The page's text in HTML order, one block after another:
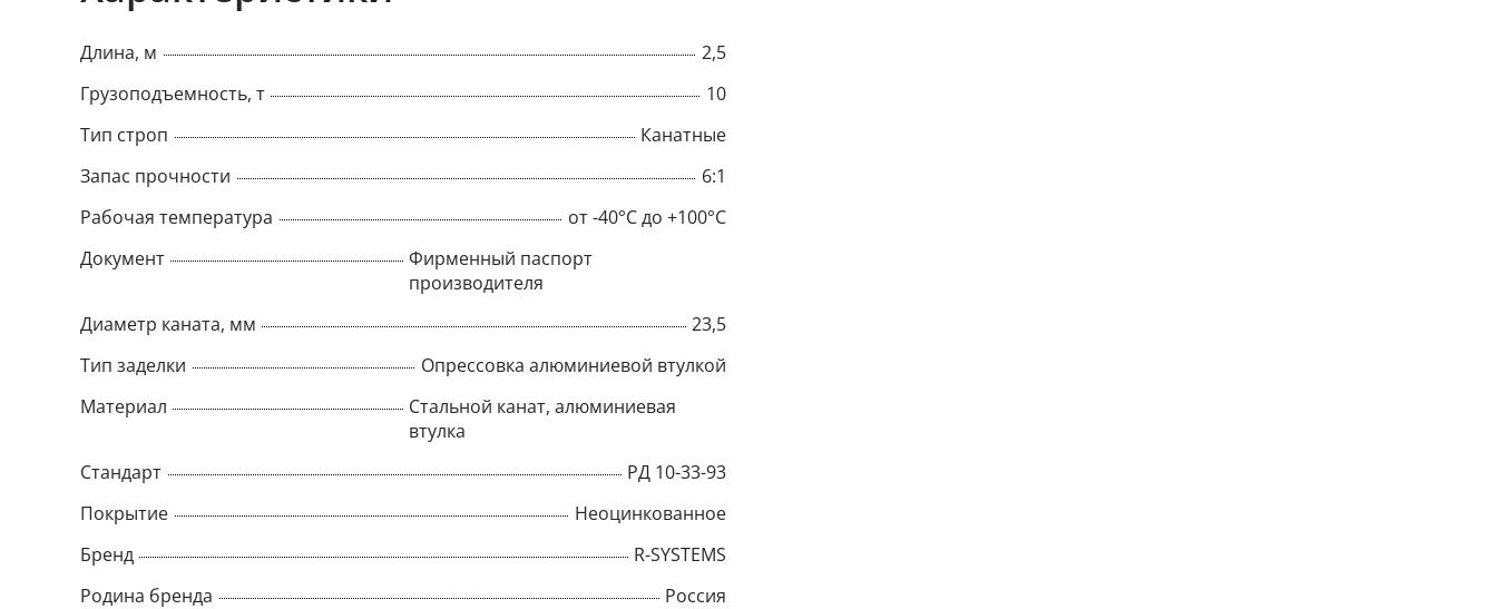
Длина, м
2,5
Грузоподъемность, т
10
Тип строп
Канатные
Запас прочности
6:1
Рабочая температура
от -40°C до +100°C
Документ
Фирменный паспорт
производителя
Диаметр каната, мм
23,5
Тип заделки
Опрессовка алюминиевой втулкой
Материал
Стальной канат, алюминиевая
втулка
Стандарт
РД 10-33-93
Покрытие
Неоцинкованное
Бренд
R-SYSTEMS
Родина бренда
Россия
Popup
Title